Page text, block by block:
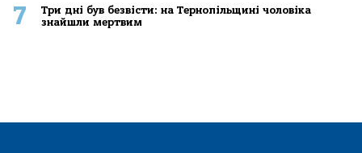
7
Три дні був безвісти: на Тернопільщині чоловіка
знайшли мертвим